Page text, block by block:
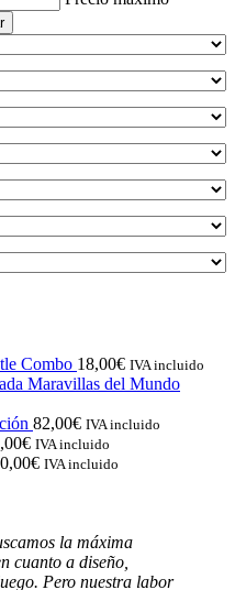
Combo 18,00€ IVA incluido
Maravillas del Mundo
82,00€ IVA incluido
€ IVA incluido
€ IVA incluido
la máxima
cuanto a diseño,
Pero nuestra labor